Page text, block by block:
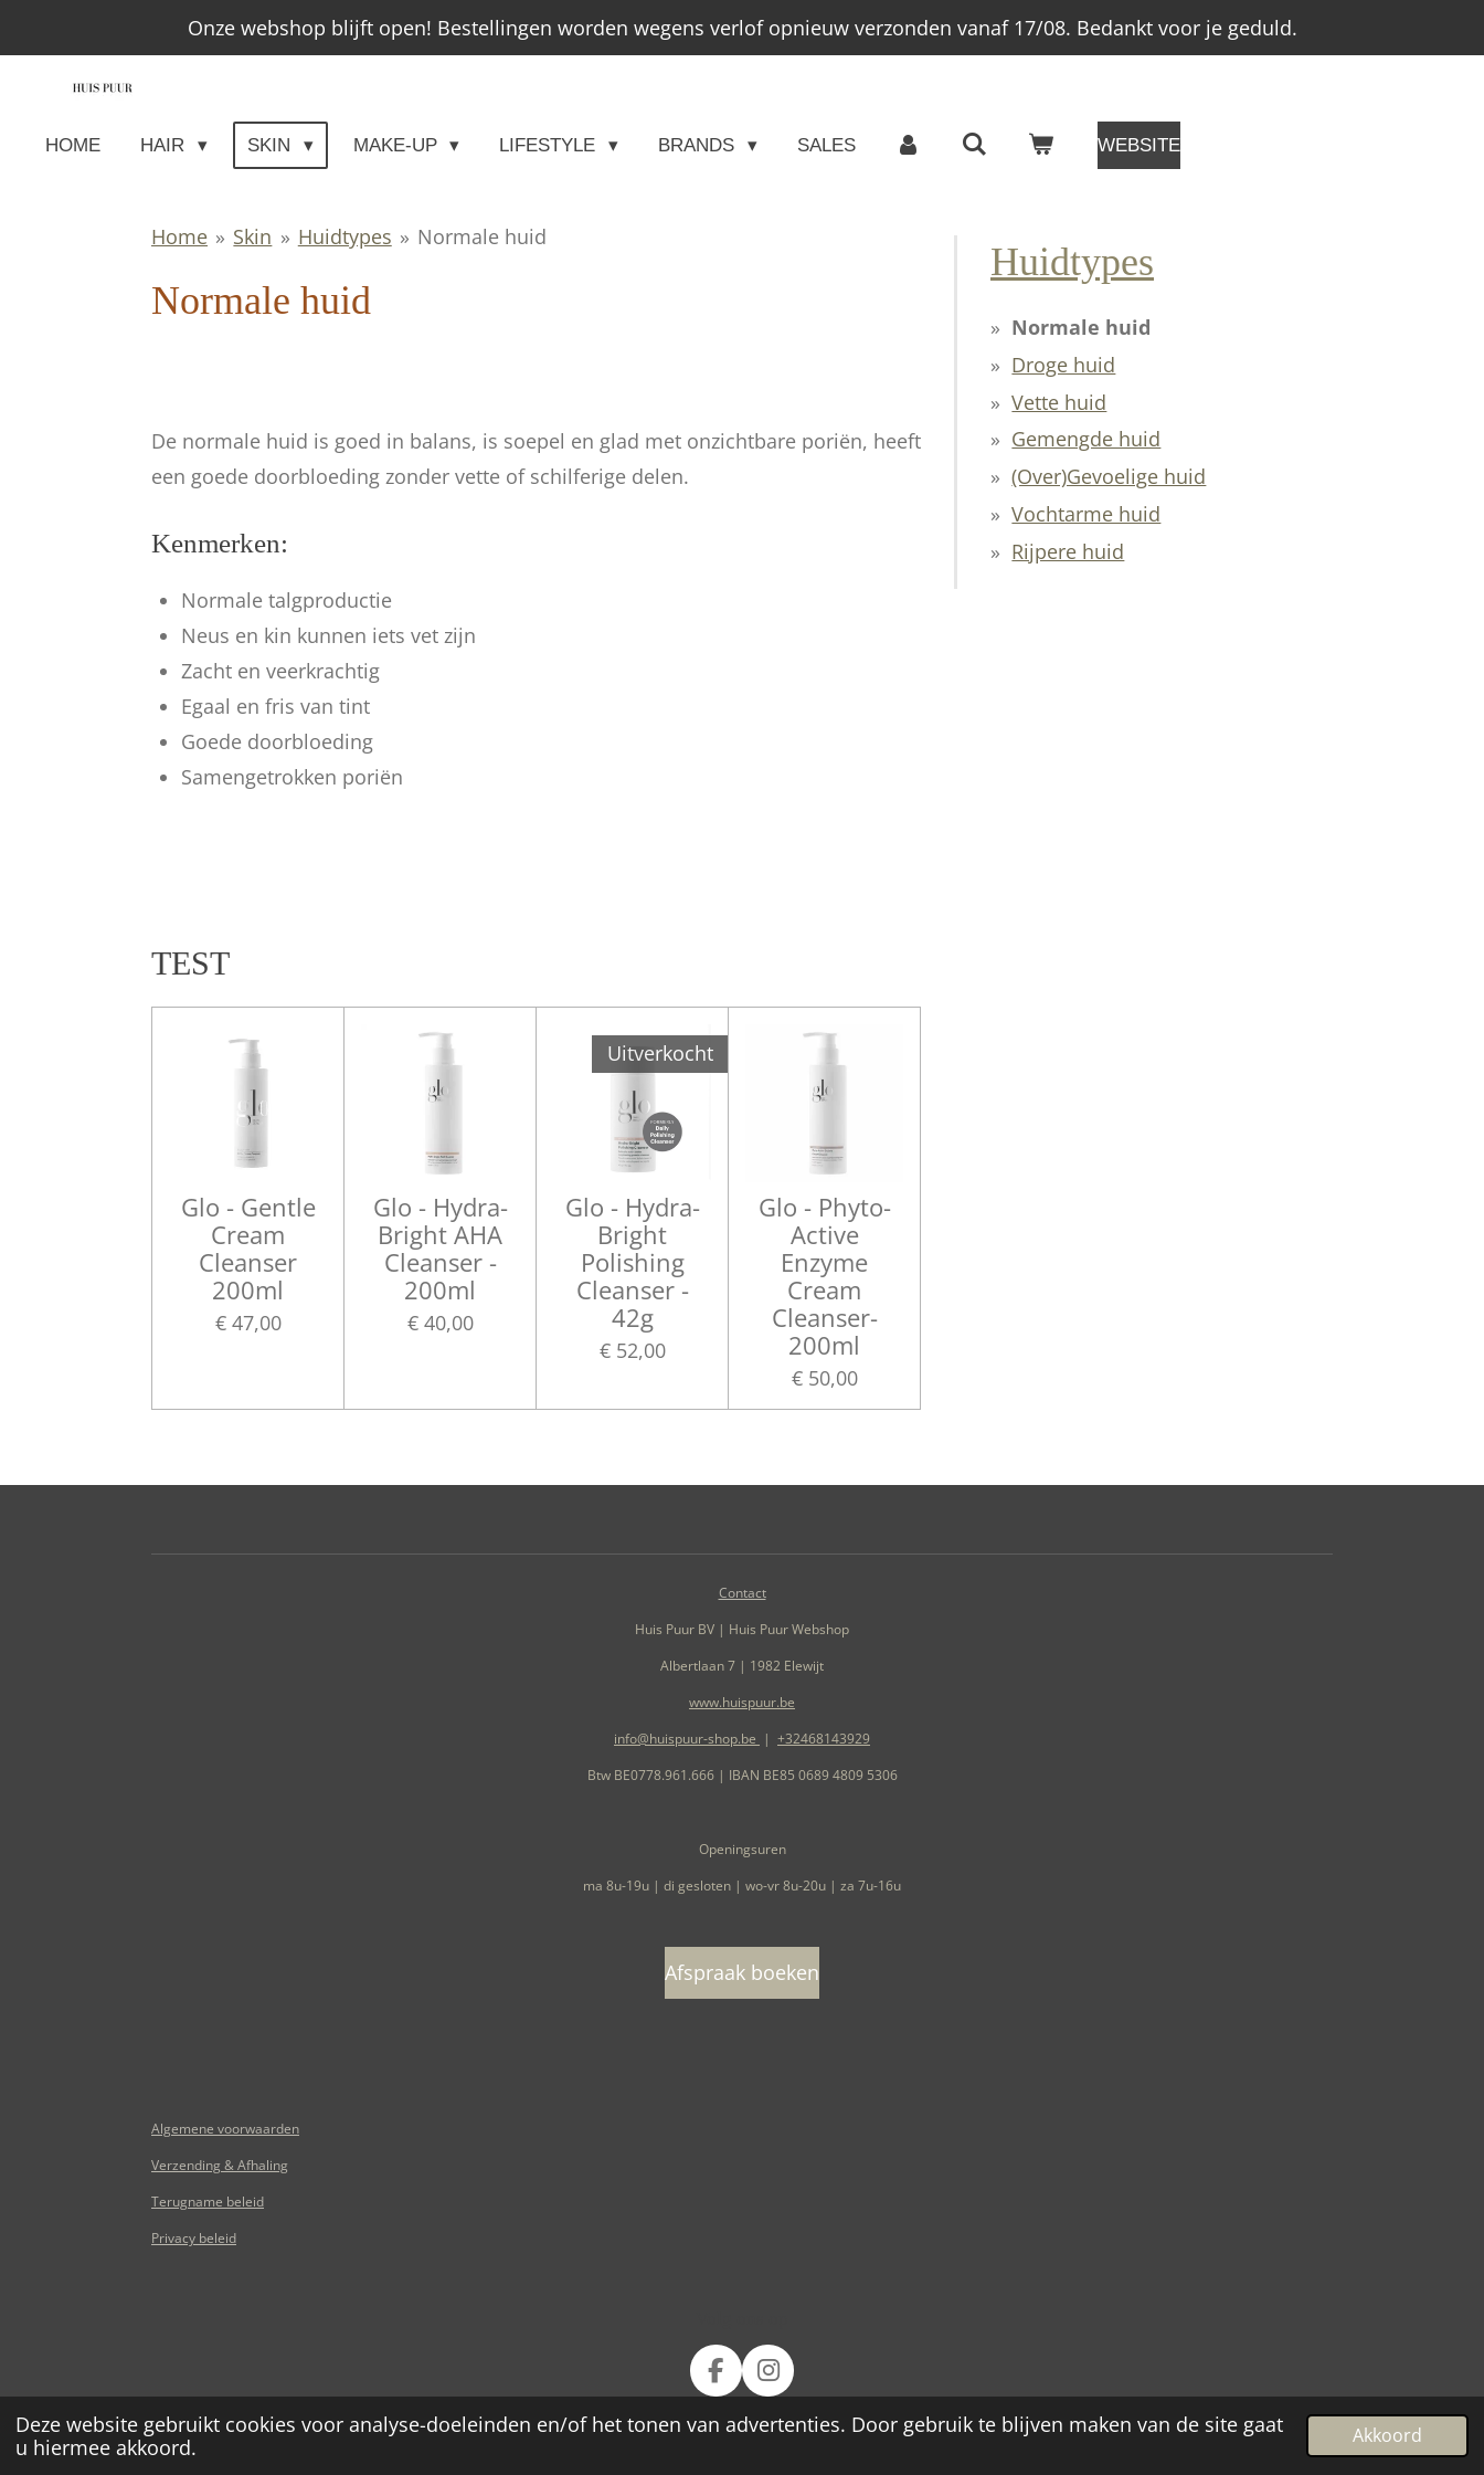
Deze website gebruikt cookies voor analyse-doeleinden en/of het tonen van advertenties. Door gebruik te blijven maken van de site gaat
u hiermee akkoord.
Akkoord
Onze webshop blijft open! Bestellingen worden wegens verlof opnieuw verzonden vanaf 17/08. Bedankt voor je geduld.
HOME HAIR SKIN MAKE-UP LIFESTYLE BRANDS SALES WEBSITE
Home » Skin » Huidtypes » Normale huid
Normale huid
De normale huid is goed in balans, is soepel en glad met onzichtbare poriën, heeft
een goede doorbloeding zonder vette of schilferige delen.
Kenmerken:
Normale talgproductie
Neus en kin kunnen iets vet zijn
Zacht en veerkrachtig
Egaal en fris van tint
Goede doorbloeding
Samengetrokken poriën
TEST
Glo - Gentle
Cream
Cleanser
200ml
€ 47,00
Glo - Hydra-
Bright AHA
Cleanser -
200ml
€ 40,00
Uitverkocht
Glo - Hydra-
Bright
Polishing
Cleanser -
42g
€ 52,00
Glo - Phyto-
Active
Enzyme
Cream
Cleanser-
200ml
€ 50,00
Huidtypes
Normale huid
Droge huid
Vette huid
Gemengde huid
(Over)Gevoelige huid
Vochtarme huid
Rijpere huid
Contact
Huis Puur BV | Huis Puur Webshop
Albertlaan 7 | 1982 Elewijt
www.huispuur.be
info@huispuur-shop.be | +32468143929
Btw BE0778.961.666 | IBAN BE85 0689 4809 5306
Openingsuren
ma 8u-19u | di gesloten | wo-vr 8u-20u | za 7u-16u
Afspraak boeken
Algemene voorwaarden
Verzending & Afhaling
Terugname beleid
Privacy beleid
F
a
c
I
n
s